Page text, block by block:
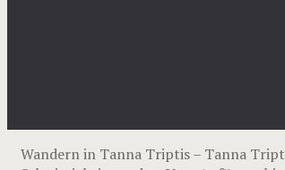
Wandern in Tanna Triptis – Tanna